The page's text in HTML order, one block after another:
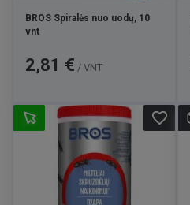
BROS Spiralės nuo uodų, 10
vnt
Kaina
2,81 € / VNT
favorite_border